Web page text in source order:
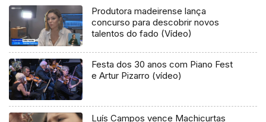
Produtora madeirense lança
concurso para descobrir novos
talentos do fado (Vídeo)
Festa dos 30 anos com Piano Fest
e Artur Pizarro (vídeo)
Luís Campos vence Machicurtas